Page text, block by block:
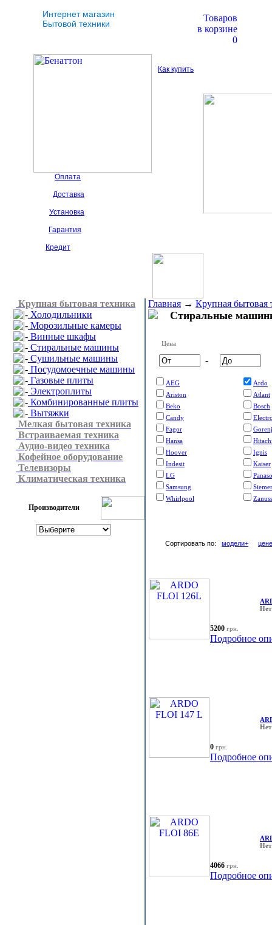
Интернет магазин
Бытовой техники
Товаров
в корзине
0
Как купить
Оплата
Доставка
Установка
Гарантия
Кредит
Крупная бытовая техника
Холодильники
Морозильные камеры
Винные шкафы
Стиральные машины
Сушильные машины
Посудомоечные машины
Газовые плиты
Электроплиты
Комбинированные плиты
Вытяжки
Мелкая бытовая техника
Встраиваемая техника
Аудио-видео техника
Кофейное оборудование
Телевизоры
Климатическая техника
Производители
Главная → Крупная бытовая
Стиральные
Цена
-
AEG
Ardo
Ariston
Atlant
Beko
Bosch
Candy
Fagor
Hansa
Hoover
Ignis
Indesit
Kaiser
LG
Samsung
Whirlpool
Сортировать по: модели+ цене
5200 грн.
Подробное
0 грн.
Подробное
4066 грн.
Подробное